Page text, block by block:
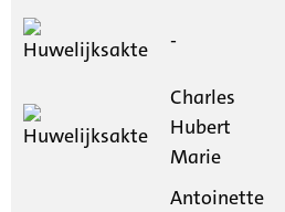
-
Charles
Hubert
Marie
Antoinette